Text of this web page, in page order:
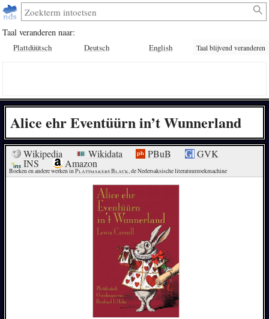
Taal veranderen naar:
Plattdüütsch Deutsch English Taal blijvend veranderen
Alice ehr Eventüürn in’t Wunnerland
Wikipedia Wikidata PBuB GVK
INS Amazon
Boeken en andere werken in Plattmakers Black, de Nedersaksische literatuurzoekmachine